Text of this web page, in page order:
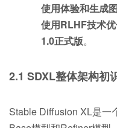
使用体验和生成
使用RLHF技术
1.0正式版。
2.1 SDXL整体架构初
Stable Diffusion XL是一